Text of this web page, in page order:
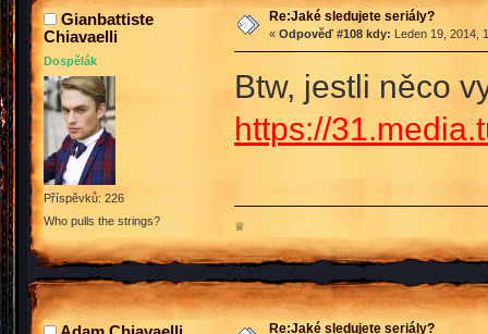
Gianbattiste
Chiavaelli
Dospělák
Příspěvků: 226
Who pulls the strings?
Re:Jaké sledujete seriály?
« Odpověď #108 kdy: Leden 19, 2014,
Btw, jestli něco
https://
♕
Re:Jaké sledujete seriály?